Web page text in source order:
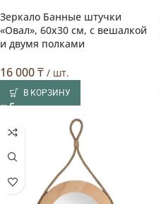
Зеркало Банные штучки
«Овал», 60х30 см, с вешалкой
и двумя полками
16 000₸ / шт.
В КОРЗИНУ